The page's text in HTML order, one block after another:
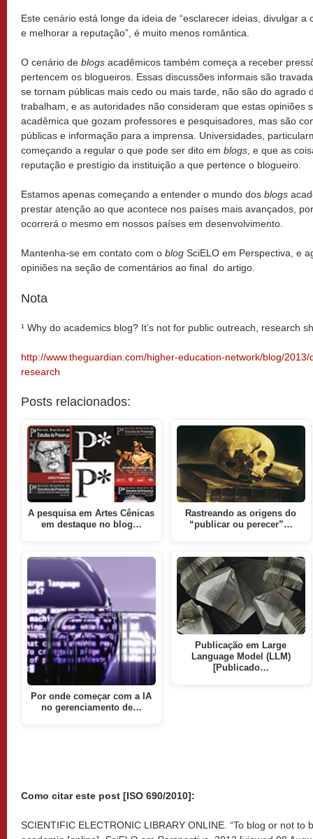
Este cenário está longe da ideia de “esclarecer ideias, divulgar a
e melhorar a reputação”, é muito menos romântica.
O cenário de blogs acadêmicos também começa a receber
pertencem os blogueiros. Essas discussões informais são
se tornam públicas mais cedo ou mais tarde, não são do agrado
trabalham, e as autoridades não consideram que estas opiniões
acadêmica que gozam professores e pesquisadores, mas são
públicas e informação para a imprensa. Universidades,
começando a regular o que pode ser dito em blogs , e que as
reputação e prestígio da instituição a que pertence o blogueiro.
Estamos apenas começando a entender o mundo dos blogs
prestar atenção ao que acontece nos países mais avançados,
ocorrerá o mesmo em nossos países em desenvolvimento.
Mantenha-se em contato com o blog SciELO em Perspectiva, e
opiniões na seção de comentários ao final do artigo.
Nota
¹ Why do academics blog? It’s not for public outreach, research
http://www.theguardian.com/higher-education-network/blog/
research
Posts relacionados:
A pesquisa em Artes Cênicas
em destaque no blog…
Por onde começar com a IA
no gerenciamento de…
Rastreando as origens do
“publicar ou perecer”…
Publicação em Large
Language Model (LLM)
[Publicado…
Como citar este post [ISO 690/2010]:
SCIENTIFIC ELECTRONIC LIBRARY ONLINE. “To blog or not to